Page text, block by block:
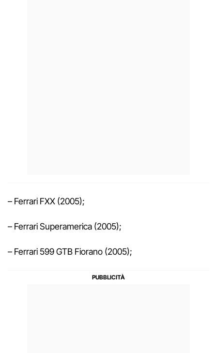
– Ferrari FXX (2005);
– Ferrari Superamerica (2005);
– Ferrari 599 GTB Fiorano (2005);